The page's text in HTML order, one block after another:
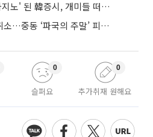
"다신 국장 안 한다"⋯'카지노' 된 韓증시, 개미들 떠난다
트럼프, 이란 공격 전격 취소…중동 ‘파국의 주말’ 피했다
슬퍼요
0
추가취재 원해요
0